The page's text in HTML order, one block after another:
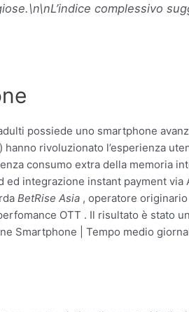
complessivo
possiede uno smartphone
rivoluzionato l’esperienza
consumo extra della memoria
integrazione instant payment
BetRise Asia , operatore
OTT . Il risultato è stato
Smartphone | Tempo medio